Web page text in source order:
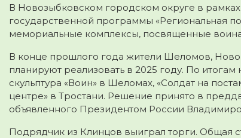
В Новозыбковском городском округе в
государственной программы «Региональная
мемориальные комплексы, посвященные
В конце прошлого года жители Шеломов,
планируют реализовать в 2025 году. По
скульптура «Воин» в Шеломах, «Солдат на
центре» в Тростани. Решение принято в
объявленного Президентом России
Подрядчик из Клинцов выиграл торги. Общая